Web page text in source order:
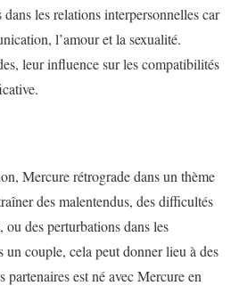
les relations interpersonnelles car
l’amour et la sexualité.
leur influence sur les compatibilités
Mercure rétrograde dans un thème
des malentendus, des difficultés
ou des perturbations dans les
couple, cela peut donner lieu à des
partenaires est né avec Mercure en